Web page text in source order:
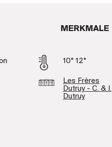
MERKMALE
10° 12°
Les Frères
Dutruy - C. & J.
Dutruy